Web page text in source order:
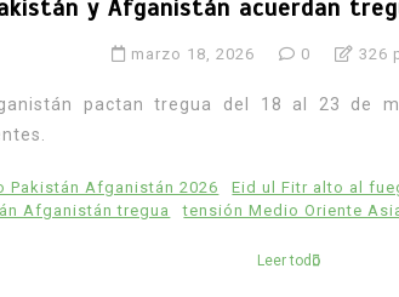
y Afganistán acuerdan
marzo 18, 2026 0 326
pactan tregua del 18 al 23 de
Pakistán Afganistán 2026 Eid ul Fitr alto al
Afganistán tregua
tensión Medio Oriente
Leer todo